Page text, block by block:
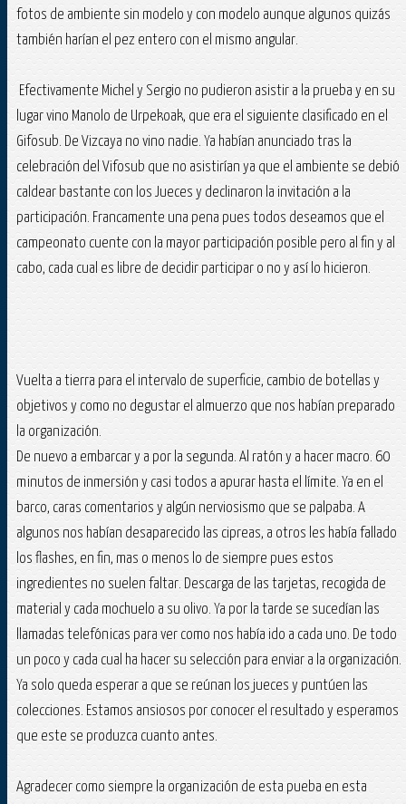
fotos de ambiente sin modelo y con modelo aunque algunos quizás
también harían el pez entero con el mismo angular.
Efectivamente Michel y Sergio no pudieron asistir a la prueba y en su
lugar vino Manolo de Urpekoak, que era el siguiente clasificado en el
Gifosub. De Vizcaya no vino nadie. Ya habían anunciado tras la
celebración del Vifosub que no asistirían ya que el ambiente se debió
caldear bastante con los Jueces y declinaron la invitación a la
participación. Francamente una pena pues todos deseamos que el
campeonato cuente con la mayor participación posible pero al fin y al
cabo, cada cual es libre de decidir participar o no y así lo hicieron.
Vuelta a tierra para el intervalo de superficie, cambio de botellas y
objetivos y como no degustar el almuerzo que nos habían preparado
la organización.
De nuevo a embarcar y a por la segunda. Al ratón y a hacer macro. 60
minutos de inmersión y casi todos a apurar hasta el límite. Ya en el
barco, caras comentarios y algún nerviosismo que se palpaba. A
algunos nos habían desaparecido las cipreas, a otros les había fallado
los flashes, en fin, mas o menos lo de siempre pues estos
ingredientes no suelen faltar. Descarga de las tarjetas, recogida de
material y cada mochuelo a su olivo. Ya por la tarde se sucedían las
llamadas telefónicas para ver como nos había ido a cada uno. De todo
un poco y cada cual ha hacer su selección para enviar a la organización.
Ya solo queda esperar a que se reúnan los jueces y puntúen las
colecciones. Estamos ansiosos por conocer el resultado y esperamos
que este se produzca cuanto antes.
Agradecer como siempre la organización de esta pueba en esta